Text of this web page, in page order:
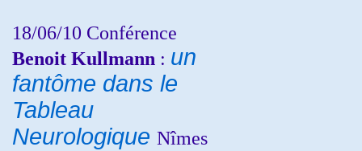
18/06/10 Conférence
Benoit Kullmann : un
fantôme dans le
Tableau
Neurologique Nîmes